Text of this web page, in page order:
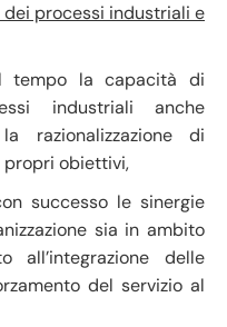
dei processi industriali e
tempo la capacità di
industriali anche
razionalizzazione di
propri obiettivi,
successo le sinergie
sia in ambito
all’integrazione delle
del servizio al